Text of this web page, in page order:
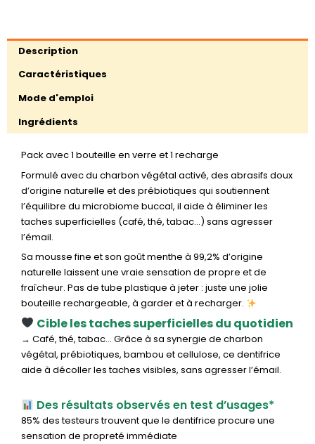
Description
Caractéristiques
Mode d'emploi
Ingrédients
Pack avec 1 bouteille en verre et 1 recharge
Formulé avec du charbon végétal activé, des abrasifs doux
d’origine naturelle et des prébiotiques qui soutiennent
l’équilibre du microbiome buccal, il aide à éliminer les
taches superficielles (café, thé, tabac…) sans agresser
l’émail.
Sa mousse fine et son goût menthe à 99,2% d’origine
naturelle laissent une vraie sensation de propre et de
fraîcheur. Pas de tube plastique à jeter : juste une jolie
bouteille rechargeable, à garder et à recharger.
Cible les taches superficielles du quotidien
→ Café, thé, tabac… Grâce à sa synergie de charbon
végétal, prébiotiques, bambou et cellulose, ce dentifrice
aide à décoller les taches visibles, sans agresser l’émail.
Des résultats observés en test d’usages*
85% des testeurs trouvent que le dentifrice procure une
sensation de propreté immédiate